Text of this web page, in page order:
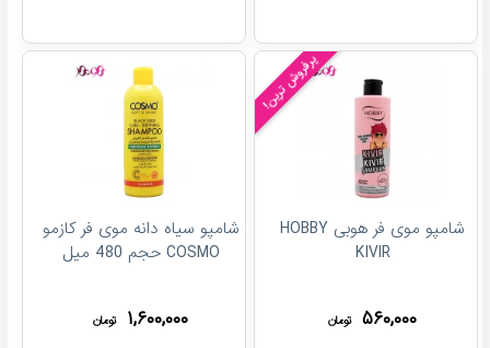
پرفروش ترین!
شامپو موی فر هوبی HOBBY
KIVIR
۵۶۰,۰۰۰ تومان
شامپو سیاه دانه موی فر کازمو
COSMO حجم 480 میل
۱,۶۰۰,۰۰۰ تومان